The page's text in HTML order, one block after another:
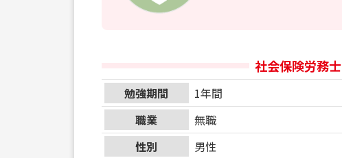
社会保険労務士
勉強期間 1年間
職業
無職
性別
男性